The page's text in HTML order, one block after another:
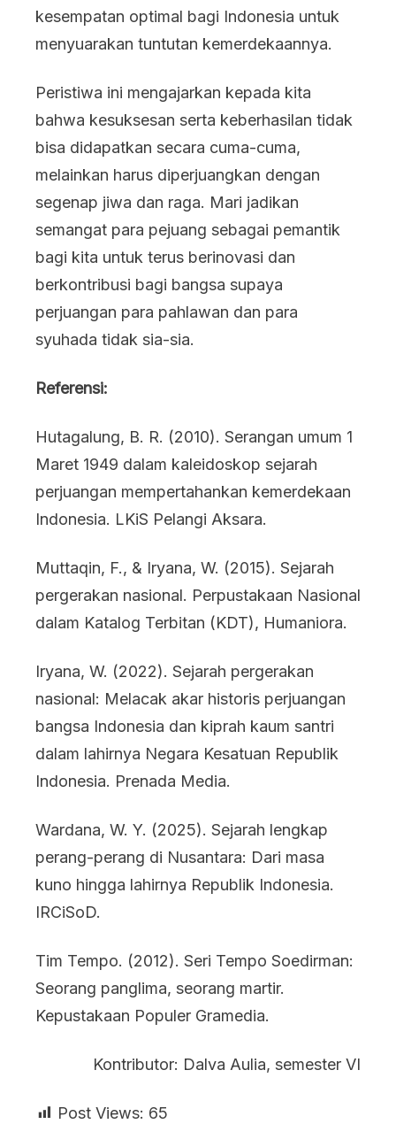
kesempatan optimal bagi Indonesia untuk
menyuarakan tuntutan kemerdekaannya.
Peristiwa ini mengajarkan kepada kita
bahwa kesuksesan serta keberhasilan tidak
bisa didapatkan secara cuma-cuma,
melainkan harus diperjuangkan dengan
segenap jiwa dan raga. Mari jadikan
semangat para pejuang sebagai pemantik
bagi kita untuk terus berinovasi dan
berkontribusi bagi bangsa supaya
perjuangan para pahlawan dan para
syuhada tidak sia-sia.
Referensi:
Hutagalung, B. R. (2010). Serangan umum 1
Maret 1949 dalam kaleidoskop sejarah
perjuangan mempertahankan kemerdekaan
Indonesia. LKiS Pelangi Aksara.
Muttaqin, F., & Iryana, W. (2015). Sejarah
pergerakan nasional. Perpustakaan Nasional
dalam Katalog Terbitan (KDT), Humaniora.
Iryana, W. (2022). Sejarah pergerakan
nasional: Melacak akar historis perjuangan
bangsa Indonesia dan kiprah kaum santri
dalam lahirnya Negara Kesatuan Republik
Indonesia. Prenada Media.
Wardana, W. Y. (2025). Sejarah lengkap
perang-perang di Nusantara: Dari masa
kuno hingga lahirnya Republik Indonesia.
IRCiSoD.
Tim Tempo. (2012). Seri Tempo Soedirman:
Seorang panglima, seorang martir.
Kepustakaan Populer Gramedia.
Kontributor: Dalva Aulia, semester VI
Post Views: 65